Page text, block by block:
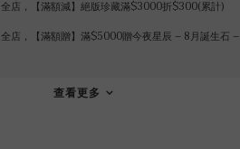
全店，【滿額減】絕版珍藏滿$3000折$300(累計)
全店，【滿額贈】滿$5000贈今夜星辰 – 8月誕生石 –
查看更多